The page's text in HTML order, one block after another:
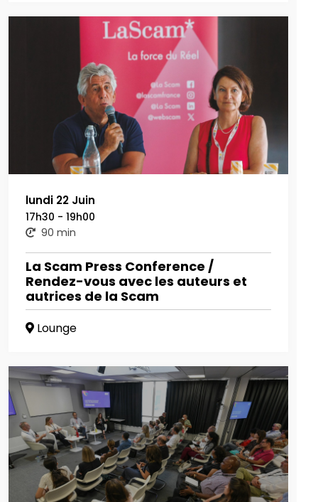
lundi 22 Juin
17h30 - 19h00
90 min
La Scam Press Conference /
Rendez-vous avec les auteurs et
autrices de la Scam
Lounge